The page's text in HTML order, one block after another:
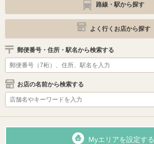
路線・駅から探す
よく行くお店から探す
郵便番号・住所・駅名から検索する
お店の名前から検索する
Myエリアを設定する